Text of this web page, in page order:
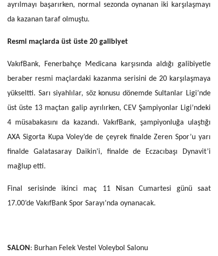
ayrılmayı başarırken, normal sezonda oynanan iki karşılaşmayı
da kazanan taraf olmuştu.
Resmi maçlarda üst üste 20 galibiyet
VakıfBank, Fenerbahçe Medicana karşısında aldığı galibiyetle
beraber resmi maçlardaki kazanma serisini de 20 karşılaşmaya
yükseltti. Sarı siyahlılar, söz konusu dönemde Sultanlar Ligi’nde
üst üste 13 maçtan galip ayrılırken, CEV Şampiyonlar Ligi’ndeki
4 müsabakasını da kazandı. VakıfBank, şampiyonluğa ulaştığı
AXA Sigorta Kupa Voley’de de çeyrek finalde Zeren Spor’u yarı
finalde Galatasaray Daikin’i, finalde de Eczacıbaşı Dynavit’i
mağlup etti.
Final serisinde ikinci maç 11 Nisan Cumartesi günü saat
17.00’de VakıfBank Spor Sarayı’nda oynanacak.
SALON : Burhan Felek Vestel Voleybol Salonu